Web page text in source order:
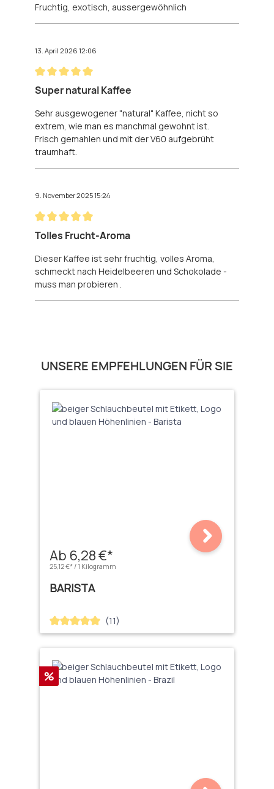
Fruchtig, exotisch, aussergewöhnlich
13. April 2026 12:06
Bewertung mit 5 von 5 Sternen
Super natural Kaffee
Sehr ausgewogener "natural" Kaffee, nicht so
extrem, wie man es manchmal gewohnt ist.
Frisch gemahlen und mit der V60 aufgebrüht
traumhaft.
9. November 2025 15:24
Bewertung mit 5 von 5 Sternen
Tolles Frucht-Aroma
Dieser Kaffee ist sehr fruchtig, volles Aroma,
schmeckt nach Heidelbeeren und Schokolade -
muss man probieren .
Produktgalerie überspringen
UNSERE EMPFEHLUNGEN FÜR SIE
Ab 6,28 €*
25,12 €* / 1 Kilogramm
BARISTA
Durchschnittliche Bewertung von 5 von 5 Sternen
(11)
Rabatt
%